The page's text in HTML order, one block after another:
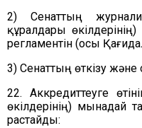
2) Сенаттың
құралдары
регламентін (осы
3) Сенаттың өткізу және
22. Аккредиттеуге
өкілдерінің) мынадай
растайды: